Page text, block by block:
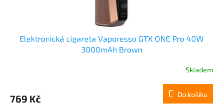
Elektronická cigareta Vaporesso GTX ONE Pro 40W
3000mAh Brown
Skladem
769 Kč Do košíku